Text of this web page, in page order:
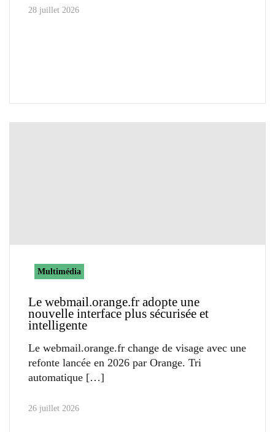
28 juillet 2026
Multimédia
Le webmail.orange.fr adopte une
nouvelle interface plus sécurisée et
intelligente
Le webmail.orange.fr change de visage avec une
refonte lancée en 2026 par Orange. Tri
automatique
26 juillet 2026